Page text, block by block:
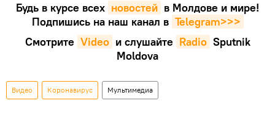
Будь в курсе всех новостей в Молдове и мире!
Подпишись на наш канал в Telegram>>>
Смотрите Video и слушайте Radio Sputnik
Moldova
Видео Коронавирус Мультимедиа